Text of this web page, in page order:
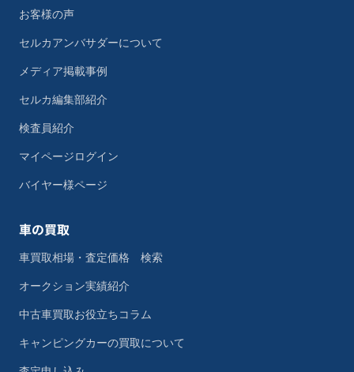
お客様の声
セルカアンバサダーについて
メディア掲載事例
セルカ編集部紹介
検査員紹介
マイページログイン
バイヤー様ページ
車の買取
車買取相場・査定価格 検索
オークション実績紹介
中古車買取お役立ちコラム
キャンピングカーの買取について